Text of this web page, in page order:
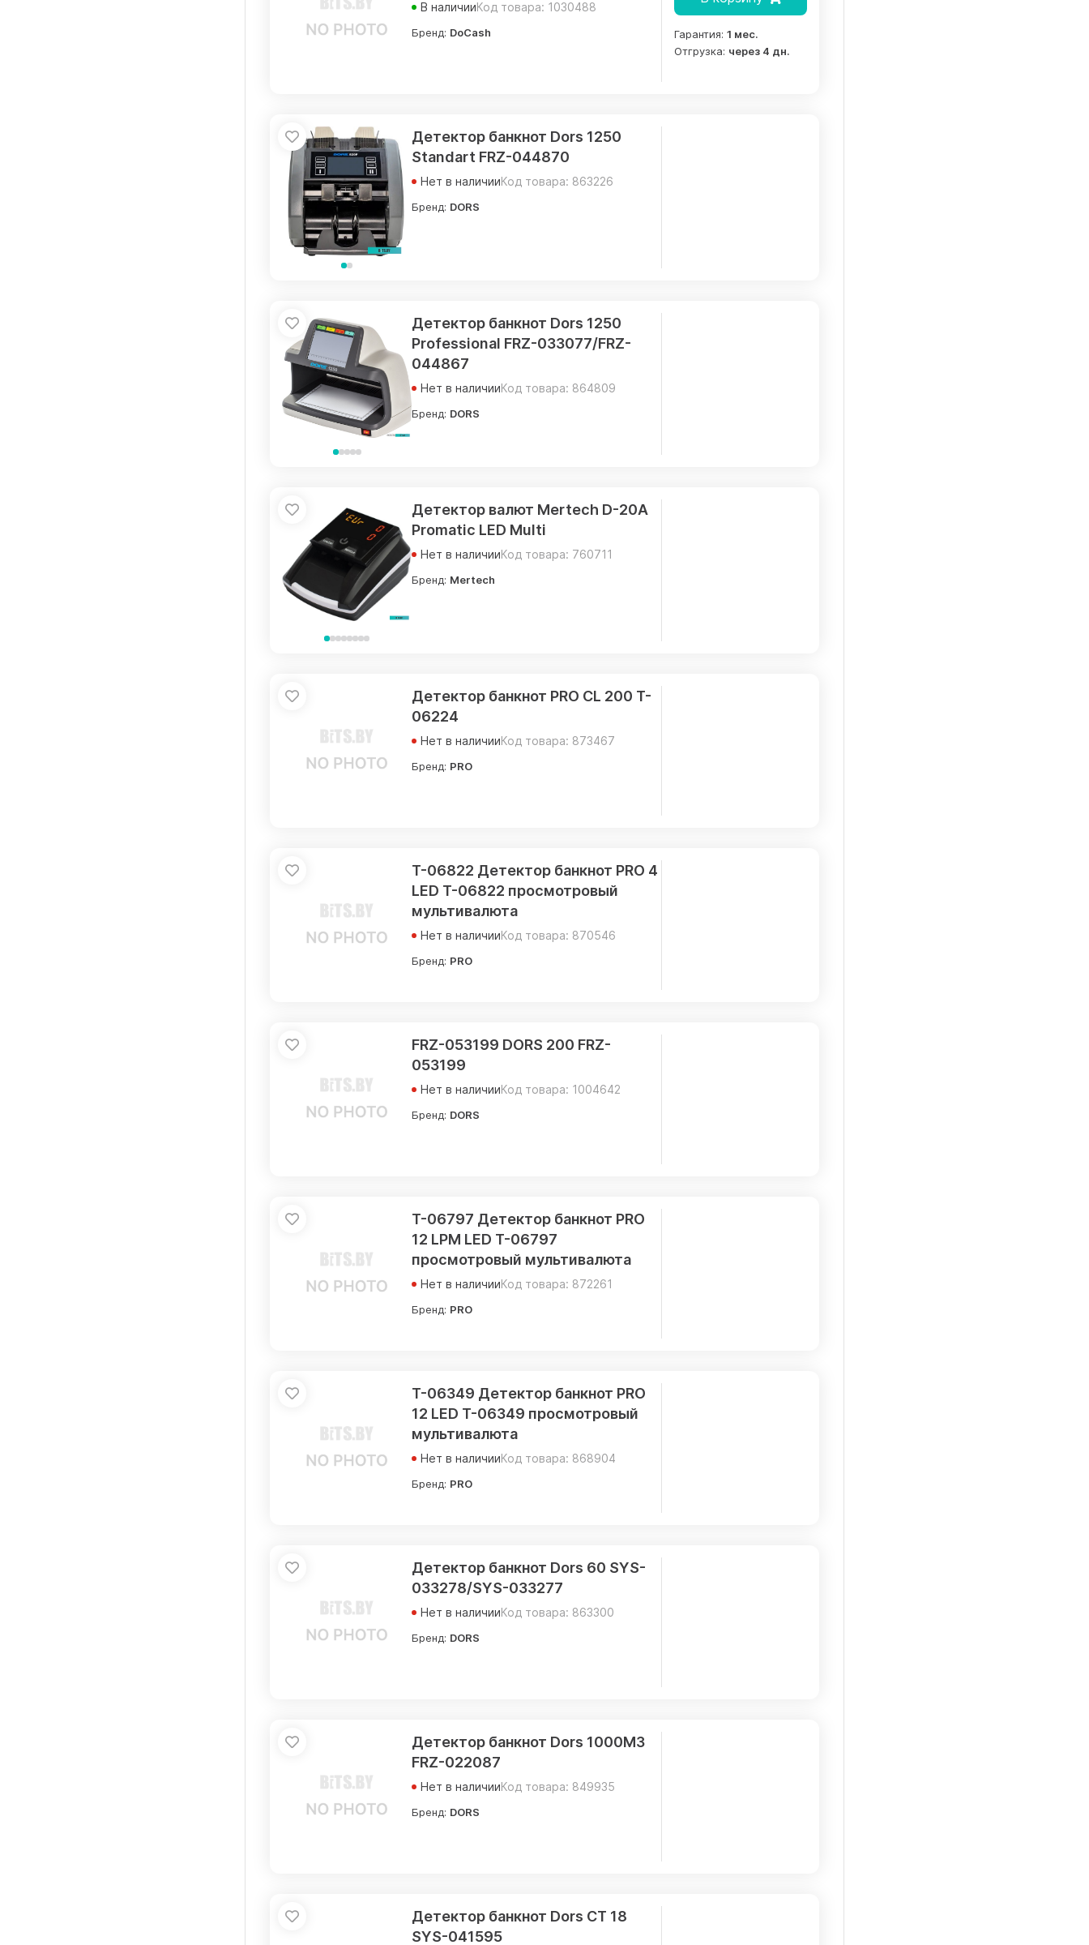
В наличииКод товара: 1030488
Бренд: DoCash Гарантия: 1 мес.
Отгрузка: через 4 дн.
Детектор банкнот Dors 1250
Standart FRZ-044870
Нет в наличииКод товара: 863226
Бренд: DORS
Детектор банкнот Dors 1250
Professional FRZ-033077/FRZ-
044867
Нет в наличииКод товара: 864809
Бренд: DORS
Детектор валют Mertech D-20A
Promatic LED Multi
Нет в наличииКод товара: 760711
Бренд: Mertech
Детектор банкнот PRO CL 200 T-
06224
Нет в наличииКод товара: 873467
Бренд: PRO
Т-06822 Детектор банкнот PRO 4
LED Т-06822 просмотровый
мультивалюта
Нет в наличииКод товара: 870546
Бренд: PRO
FRZ-053199 DORS 200 FRZ-
053199
Нет в наличииКод товара: 1004642
Бренд: DORS
Т-06797 Детектор банкнот PRO
12 LPM LED Т-06797
просмотровый мультивалюта
Нет в наличииКод товара: 872261
Бренд: PRO
Т-06349 Детектор банкнот PRO
12 LED Т-06349 просмотровый
мультивалюта
Нет в наличииКод товара: 868904
Бренд: PRO
Детектор банкнот Dors 60 SYS-
033278/SYS-033277
Нет в наличииКод товара: 863300
Бренд: DORS
Детектор банкнот Dors 1000M3
FRZ-022087
Нет в наличииКод товара: 849935
Бренд: DORS
Детектор банкнот Dors CT 18
SYS-041595